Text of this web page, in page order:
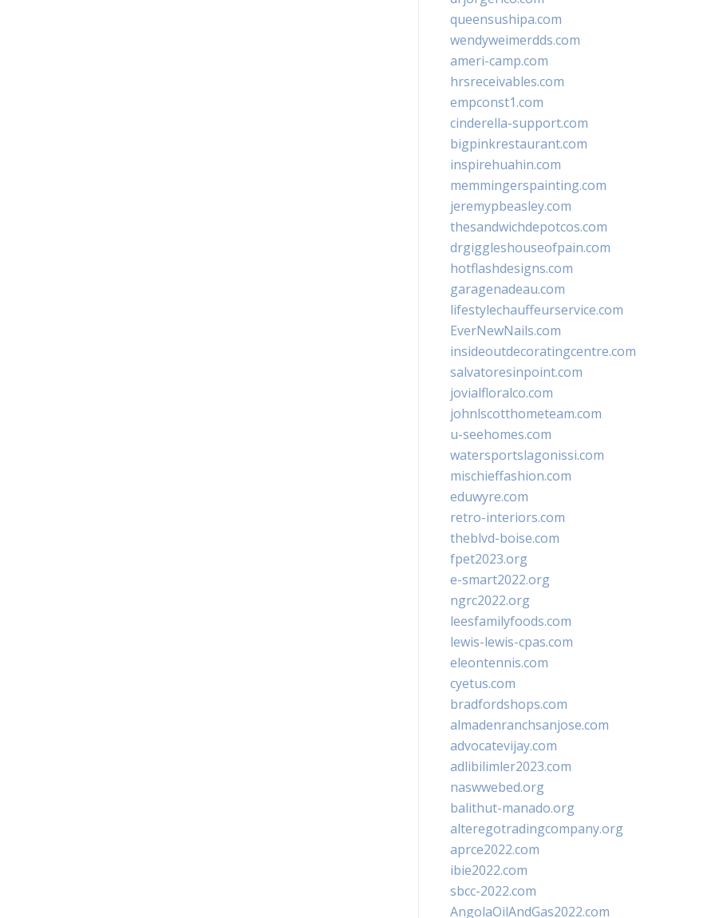
queensushipa.com
wendyweimerdds.com
ameri-camp.com
hrsreceivables.com
empconst1.com
cinderella-support.com
bigpinkrestaurant.com
inspirehuahin.com
memmingerspainting.com
jeremypbeasley.com
thesandwichdepotcos.com
drgiggleshouseofpain.com
hotflashdesigns.com
garagenadeau.com
lifestylechauffeurservice.com
EverNewNails.com
insideoutdecoratingcentre.com
salvatoresinpoint.com
jovialfloralco.com
johnlscotthometeam.com
u-seehomes.com
watersportslagonissi.com
mischieffashion.com
eduwyre.com
retro-interiors.com
theblvd-boise.com
fpet2023.org
e-smart2022.org
ngrc2022.org
leesfamilyfoods.com
lewis-lewis-cpas.com
eleontennis.com
cyetus.com
bradfordshops.com
almadenranchsanjose.com
advocatevijay.com
adlibilimler2023.com
naswwebed.org
balithut-manado.org
alteregotradingcompany.org
aprce2022.com
ibie2022.com
sbcc-2022.com
AngolaOilAndGas2022.com